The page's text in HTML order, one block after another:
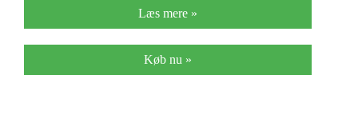
Læs mere »
Køb nu »